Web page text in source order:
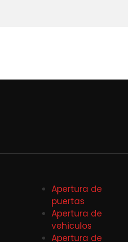
Apertura de
puertas
Apertura de
vehiculos
Apertura de